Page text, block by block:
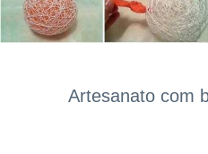
Artesanato com